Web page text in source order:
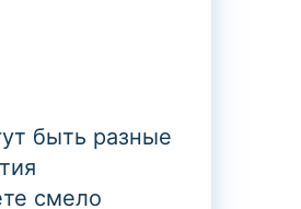
быть разные
смело